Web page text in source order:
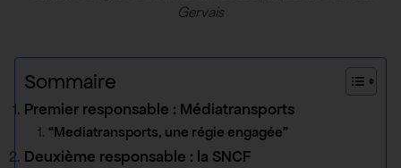
Gervais
Sommaire
Premier responsable : Médiatransports
“Mediatransports, une régie engagée”
Deuxième responsable : la SNCF